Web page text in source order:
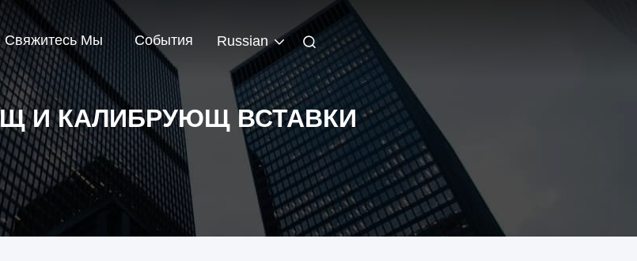
Свяжитесь Мы События Russian
И КАЛИБРУЮЩ ВСТАВКИ